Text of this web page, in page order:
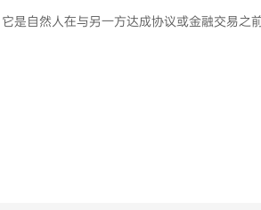
它是自然人在与另一方达成协议或金融交易